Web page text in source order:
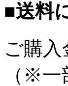
■送料
ご購
（※一